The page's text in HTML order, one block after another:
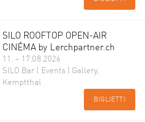
SILO ROOFTOP OPEN-AIR
CINÉMA by Lerchpartner.ch
11. – 17.08.2026
SILO Bar | Events | Gallery,
Kemptthal
BIGLIETTI